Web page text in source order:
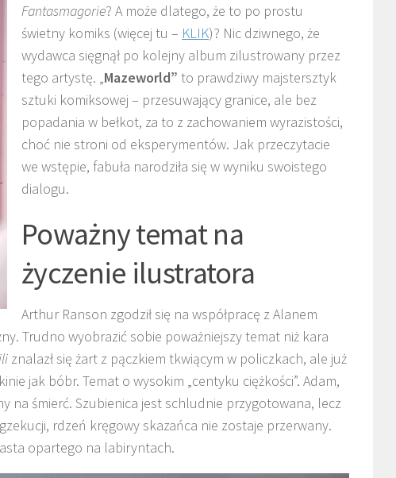
Fantasmagorie? A może dlatego, że to po prostu
świetny komiks (więcej tu – KLIK)? Nic dziwnego, że
wydawca sięgnął po kolejny album zilustrowany przez
tego artystę. „Mazeworld” to prawdziwy majstersztyk
sztuki komiksowej – przesuwający granice, ale bez
popadania w bełkot, za to z zachowaniem wyrazistości,
choć nie stroni od eksperymentów. Jak przeczytacie
we wstępie, fabuła narodziła się w wyniku swoistego
dialogu.
Poważny temat na
życzenie ilustratora
Arthur Ranson zgodził się na współpracę z Alanem
Trudno wyobrazić sobie poważniejszy temat niż kara
znalazł się żart z pączkiem tkwiącym w policzkach, ale już
jak bóbr. Temat o wysokim „centyku ciężkości”. Adam,
na śmierć. Szubienica jest schludnie przygotowana, lecz
rdzeń kręgowy skazańca nie zostaje przerwany.
opartego na labiryntach.